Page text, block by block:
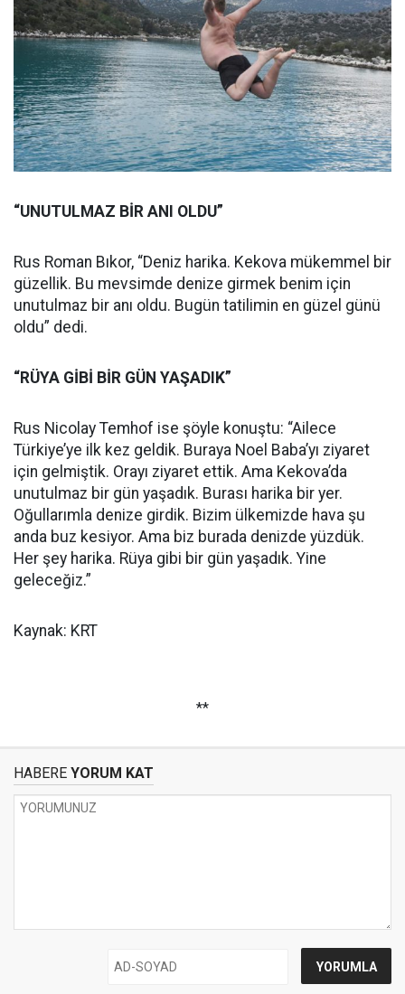
“UNUTULMAZ BİR ANI OLDU”
Rus Roman Bıkor, “Deniz harika. Kekova mükemmel bir
güzellik. Bu mevsimde denize girmek benim için
unutulmaz bir anı oldu. Bugün tatilimin en güzel günü
oldu” dedi.
“RÜYA GİBİ BİR GÜN YAŞADIK”
Rus Nicolay Temhof ise şöyle konuştu: “Ailece
Türkiye’ye ilk kez geldik. Buraya Noel Baba’yı ziyaret
için gelmiştik. Orayı ziyaret ettik. Ama Kekova’da
unutulmaz bir gün yaşadık. Burası harika bir yer.
Oğullarımla denize girdik. Bizim ülkemizde hava şu
anda buz kesiyor. Ama biz burada denizde yüzdük.
Her şey harika. Rüya gibi bir gün yaşadık. Yine
geleceğiz.”
Kaynak: KRT
**
HABERE YORUM KAT